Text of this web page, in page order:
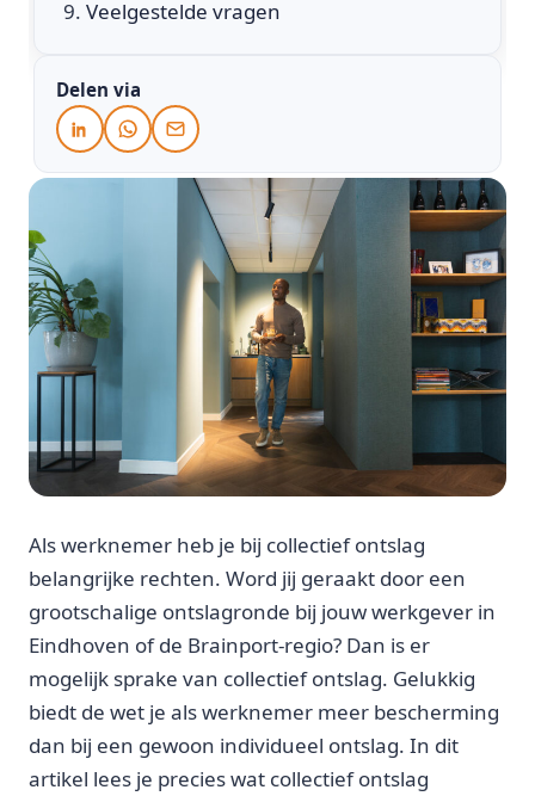
Veelgestelde vragen
Delen via
Als werknemer heb je bij collectief ontslag
belangrijke rechten. Word jij geraakt door een
grootschalige ontslagronde bij jouw werkgever in
Eindhoven of de Brainport-regio? Dan is er
mogelijk sprake van collectief ontslag. Gelukkig
biedt de wet je als werknemer meer bescherming
dan bij een gewoon individueel ontslag. In dit
artikel lees je precies wat collectief ontslag